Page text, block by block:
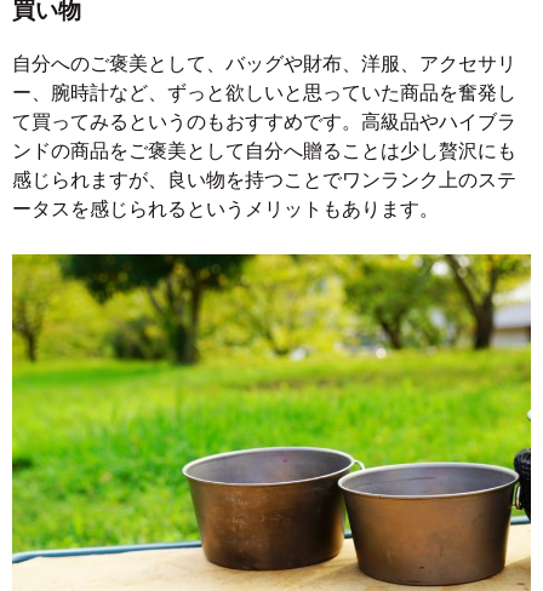
買い物
自分へのご褒美として、バッグや財布、洋服、アクセサリ
ー、腕時計など、ずっと欲しいと思っていた商品を奮発し
て買ってみるというのもおすすめです。高級品やハイブラ
ンドの商品をご褒美として自分へ贈ることは少し贅沢にも
感じられますが、良い物を持つことでワンランク上のステ
ータスを感じられるというメリットもあります。